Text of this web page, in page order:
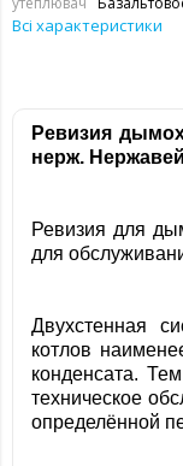
Всі характеристики
Ревизия
нерж.
Ревизия для
для
Двухстенная
котлов
конденсата.
техническое
определённой